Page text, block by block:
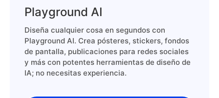
Playground AI
Diseña cualquier cosa en segundos con
Playground AI. Crea pósteres, stickers, fondos
de pantalla, publicaciones para redes sociales
y más con potentes herramientas de diseño de
IA; no necesitas experiencia.